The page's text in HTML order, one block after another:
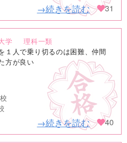
→続きを読む 31
学
理科一類
１人で乗り切るのは困難、仲間
方が良い
→続きを読む 40